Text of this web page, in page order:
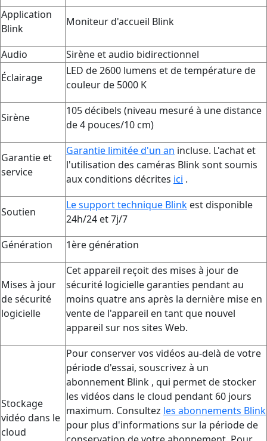
Application
Blink
Moniteur d'accueil Blink
Audio
Sirène et audio bidirectionnel
Éclairage
LED de 2600 lumens et de température de
couleur de 5000 K
Sirène
105 décibels (niveau mesuré à une distance
de 4 pouces/10 cm)
Garantie et
service
Garantie limitée d'un an incluse. L'achat et
l'utilisation des caméras Blink sont soumis
aux conditions décrites ici .
Soutien
Le support technique Blink est disponible
24h/24 et 7j/7
Génération
1ère génération
Mises à jour
de sécurité
logicielle
Cet appareil reçoit des mises à jour de
sécurité logicielle garanties pendant au
moins quatre ans après la dernière mise en
vente de l'appareil en tant que nouvel
appareil sur nos sites Web.
Stockage
vidéo dans le
cloud
Pour conserver vos vidéos au-delà de votre
période d'essai, souscrivez à un
abonnement Blink , qui permet de stocker
les vidéos dans le cloud pendant 60 jours
maximum. Consultez les abonnements Blink
pour plus d'informations sur la période de